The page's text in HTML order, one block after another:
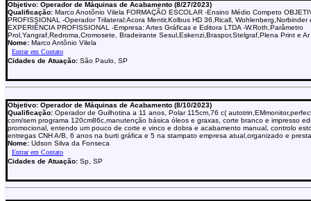
Objetivo: Operador de Máquinas de Acabamento (8/27/2023)
Qualificação: Marco Anotônio Vilela FORMAÇÃO ESCOLAR -Ensino Médio Competo
PROFISSIONAL -Operador Trilateral:Acora Mentir,Kolbus HD 36,Ricall, Wohlenberg,Norbinder
EXPERIÊNCIA PROFISSIONAL -Empresa: Artes Gráficas e Editora LTDA -W.Roth,Parâmetro
Prol,Yangraf,Redroma,Cromosete, Bradeirante Sesul,Eskenzi,Braspor,Stelgraf,Plena Print e
Nome: Marco Antônio Vilela
Cidades de Atuação: São Paulo, SP
Objetivo: Operador de Máquinas de Acabamento (8/10/2023)
Qualificação: Operador de Guilhotina a 11 anos, Polar 115cm,76 c(
com/sem programa 120cm86c,manutenção básica óleos e graxas, corte branco e impresso
promocional, entendo um pouco de corte e vinco e dobra e acabamento manual, controlo
entregas CNH A/B, 6 anos na burti gráfica e 5 na stampato empresa atual,organizado e
Nome: Udson Silva da Fonseca
Cidades de Atuação: Sp, SP